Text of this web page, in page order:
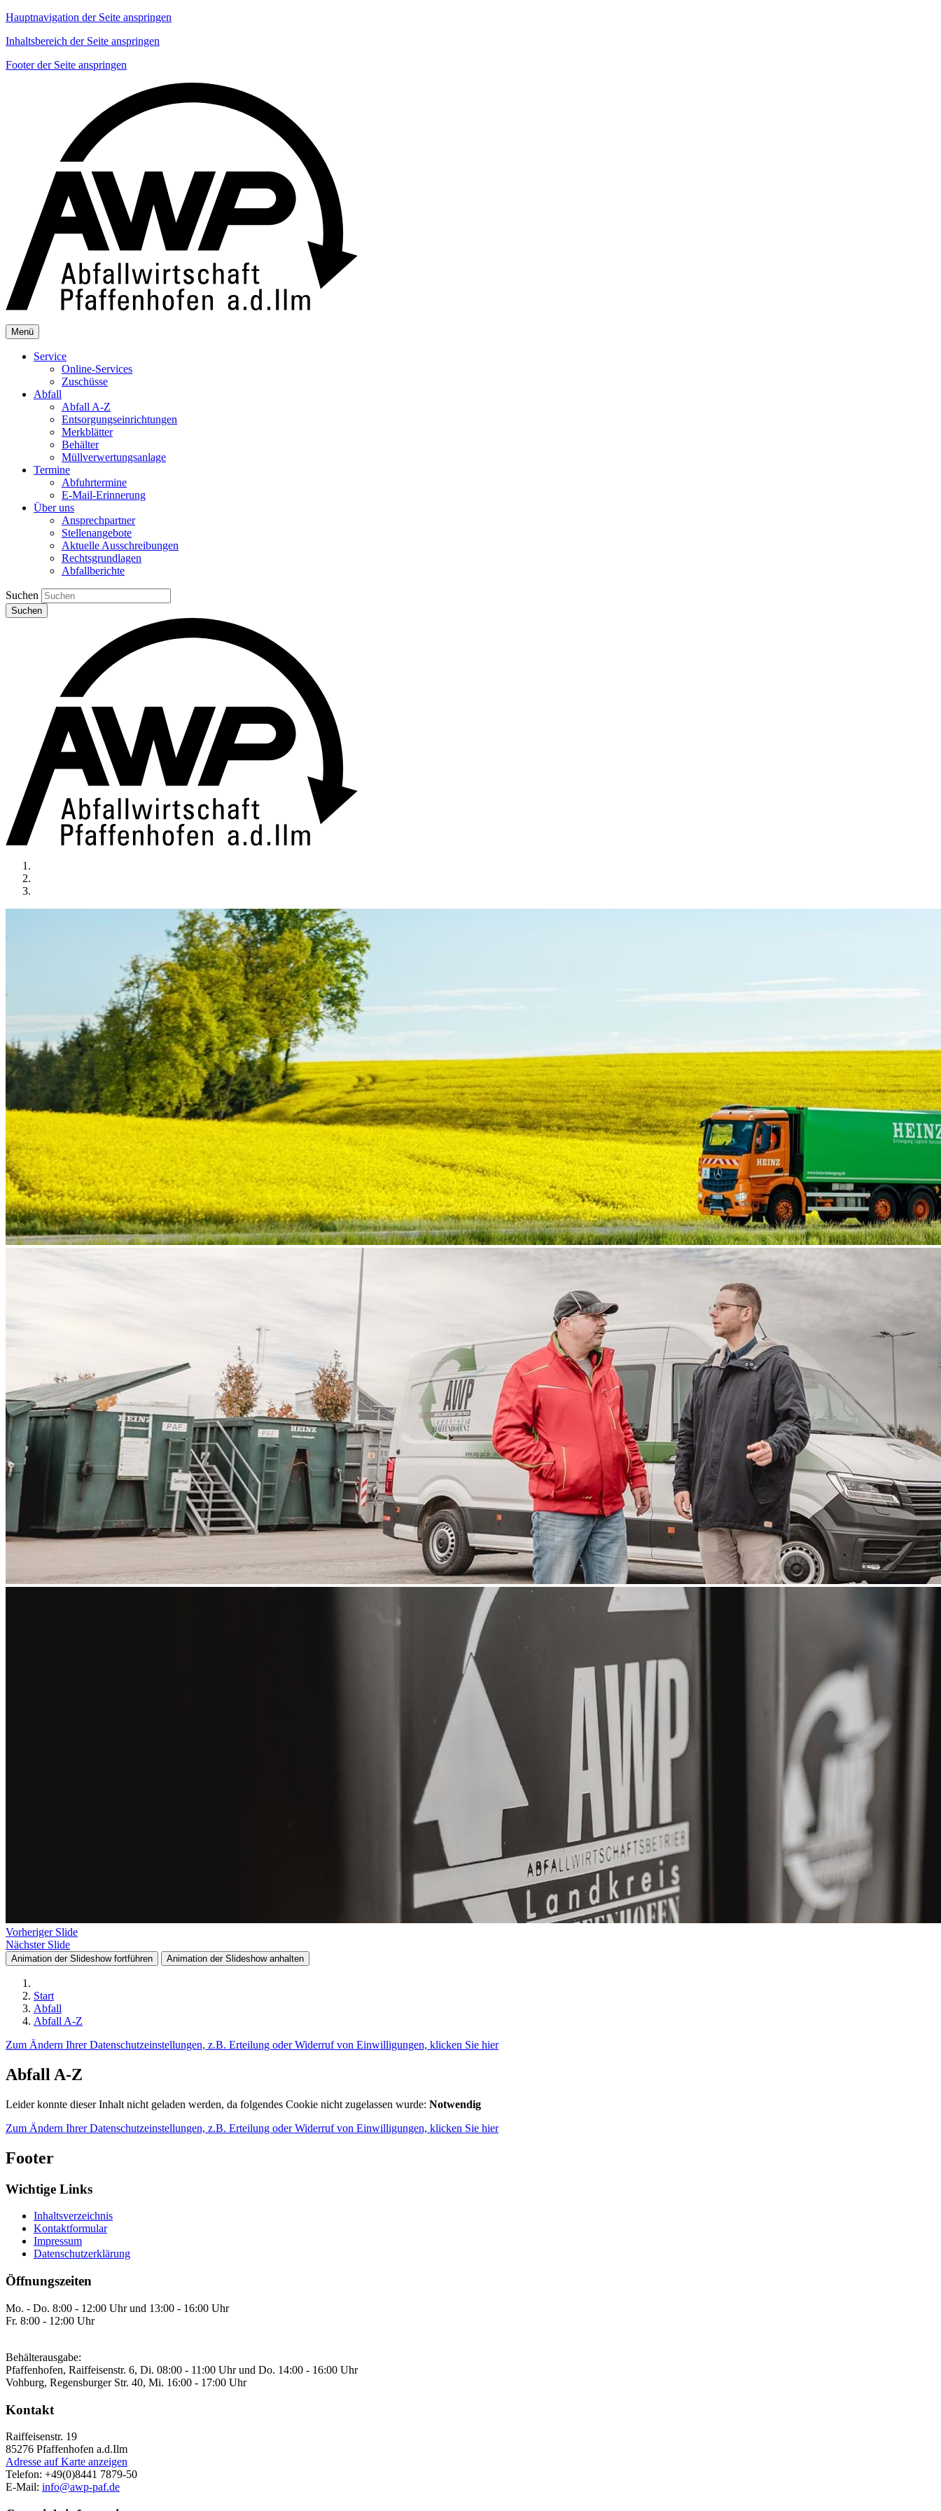
Hauptnavigation der Seite anspringen
Inhaltsbereich der Seite anspringen
Footer der Seite anspringen
Menü
Service
Online-Services
Zuschüsse
Abfall
Abfall A-Z
Entsorgungseinrichtungen
Merkblätter
Behälter
Müllverwertungsanlage
Termine
Abfuhrtermine
E-Mail-Erinnerung
Über uns
Ansprechpartner
Stellenangebote
Aktuelle Ausschreibungen
Rechtsgrundlagen
Abfallberichte
Suchen
Suchen
Vorheriger Slide
Nächster Slide
Animation der Slideshow fortführen Animation der Slideshow anhalten
Start
Abfall
Abfall A-Z
Zum Ändern Ihrer Datenschutzeinstellungen, z.B. Erteilung oder Widerruf von Einwilligungen, klicken Sie hier
Abfall A-Z
Leider konnte dieser Inhalt nicht geladen werden, da folgendes Cookie nicht zugelassen wurde: Notwendig
Zum Ändern Ihrer Datenschutzeinstellungen, z.B. Erteilung oder Widerruf von Einwilligungen, klicken Sie hier
Footer
Wichtige Links
Inhaltsverzeichnis
Kontaktformular
Impressum
Datenschutzerklärung
Öffnungszeiten
Mo. - Do. 8:00 - 12:00 Uhr und 13:00 - 16:00 Uhr
Fr. 8:00 - 12:00 Uhr
Behälterausgabe:
Pfaffenhofen, Raiffeisenstr. 6, Di. 08:00 - 11:00 Uhr und Do. 14:00 - 16:00 Uhr
Vohburg, Regensburger Str. 40, Mi. 16:00 - 17:00 Uhr
Kontakt
Raiffeisenstr. 19
85276 Pfaffenhofen a.d.Ilm
Adresse auf Karte anzeigen
Telefon: +49(0)8441 7879-50
E-Mail: info@awp-paf.de